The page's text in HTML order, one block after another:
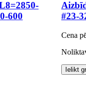
600
#23-
Cena
Ielikt